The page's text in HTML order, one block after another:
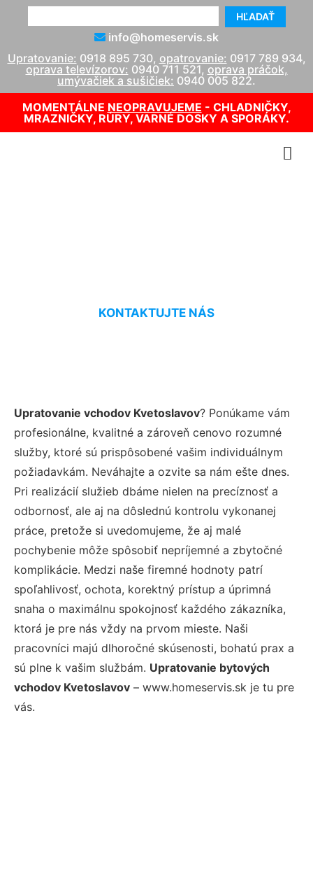
HĽADAŤ
info@homeservis.sk
Upratovanie: 0918 895 730, opatrovanie: 0917 789 934,
oprava televízorov: 0940 711 521, oprava práčok,
umývačiek a sušičiek: 0940 005 822.
MOMENTÁLNE NEOPRAVUJEME - CHLADNIČKY,
MRAZNIČKY, RÚRY, VARNÉ DOSKY A SPORÁKY.
KONTAKTUJTE NÁS
Upratovanie vchodov Kvetoslavov? Ponúkame vám
profesionálne, kvalitné a zároveň cenovo rozumné
služby, ktoré sú prispôsobené vašim individuálnym
požiadavkám. Neváhajte a ozvite sa nám ešte dnes.
Pri realizácií služieb dbáme nielen na precíznosť a
odbornosť, ale aj na dôslednú kontrolu vykonanej
práce, pretože si uvedomujeme, že aj malé
pochybenie môže spôsobiť nepríjemné a zbytočné
komplikácie. Medzi naše firemné hodnoty patrí
spoľahlivosť, ochota, korektný prístup a úprimná
snaha o maximálnu spokojnosť každého zákazníka,
ktorá je pre nás vždy na prvom mieste. Naši
pracovníci majú dlhoročné skúsenosti, bohatú prax a
sú plne k vašim službám. Upratovanie bytových
vchodov Kvetoslavov – www.homeservis.sk je tu pre
vás.